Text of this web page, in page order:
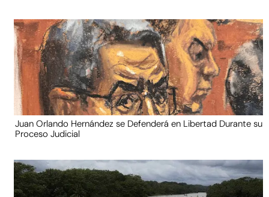
Juan Orlando Hernández se Defenderá en Libertad Durante su
Proceso Judicial